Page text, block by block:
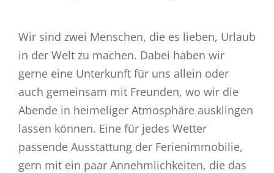
Wir sind zwei Menschen, die es lieben, Urlaub
in der Welt zu machen. Dabei haben wir
gerne eine Unterkunft für uns allein oder
auch gemeinsam mit Freunden, wo wir die
Abende in heimeliger Atmosphäre ausklingen
lassen können. Eine für jedes Wetter
passende Ausstattung der Ferienimmobilie,
gern mit ein paar Annehmlichkeiten, die das